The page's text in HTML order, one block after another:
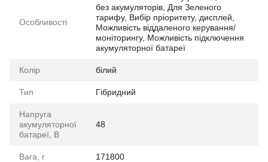
Особливості
без акумуляторів, Для Зеленого
тарифу, Вибір пріоритету, дисплей,
Можливість віддаленого керування/
моніторингу, Можливість підключення
акумуляторної батареї
Колір білий
Тип Гібридний
Напруга
акумуляторної
батареї, В
48
Вага, г 171800